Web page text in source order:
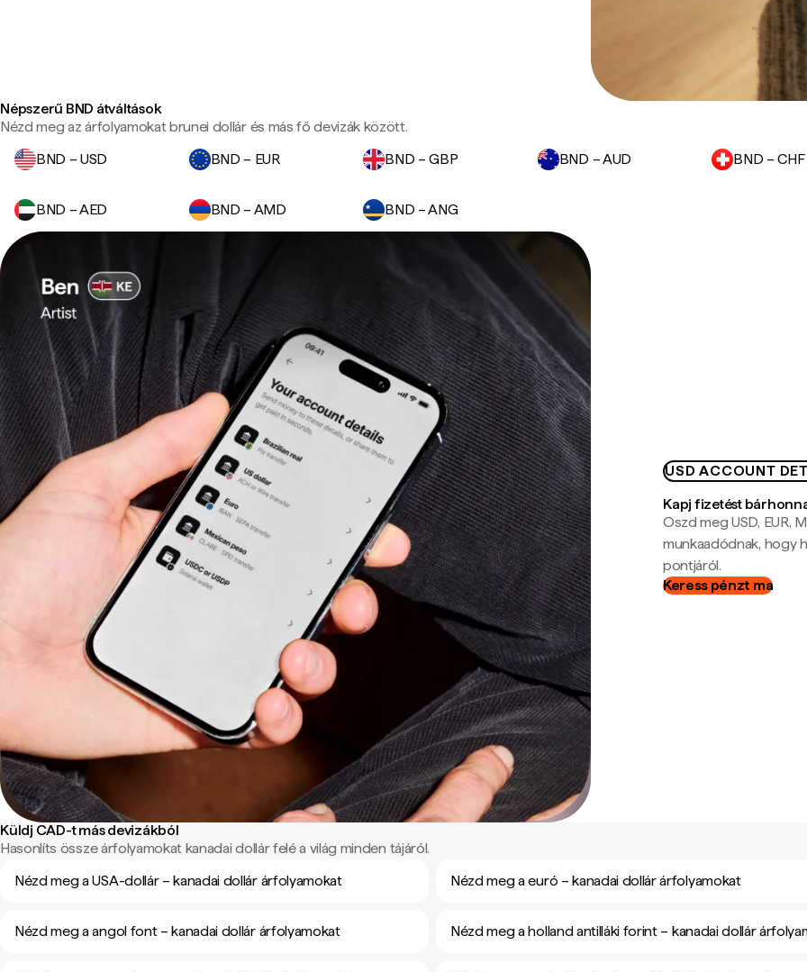
Népszerű BND átváltások
Nézd meg az árfolyamokat brunei dollár és más fő devizák között.
BND – USD
BND – EUR BND – GBP BND – AUD BND – CHF
BND – AED BND – AMD BND – ANG
USD ACCOUNT
Kapj fizetést
Oszd meg USD, EUR,
munkaadódnak, hogy
pontjáról.
Keress pénzt ma
Küldj CAD-t más devizákból
Hasonlíts össze árfolyamokat kanadai dollár felé a világ minden tájáról.
Nézd meg a USA-dollár – kanadai dollár árfolyamokat
Nézd meg a euró – kanadai dollár árfolyamokat
Nézd meg a angol font – kanadai dollár árfolyamokat Nézd meg a holland antilláki forint – kanadai dollár